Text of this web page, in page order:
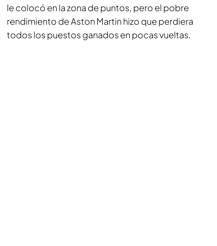
le colocó en la zona de puntos, pero el pobre
rendimiento de Aston Martin hizo que perdiera
todos los puestos ganados en pocas vueltas.